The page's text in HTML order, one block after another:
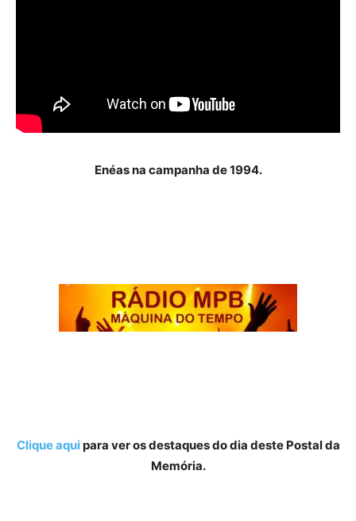
Enéas na campanha de 1994.
Clique aquipara ver os destaques do dia deste Postal da
Memória.